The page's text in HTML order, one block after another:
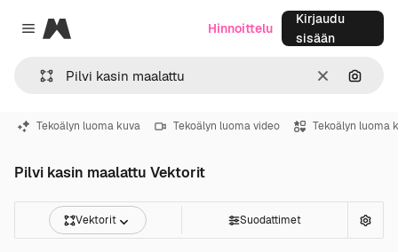
Close menu
Magnific
SelkeäHae
Hinnoittelu
Kirjaudu
sisään
Tekoälyn luoma kuva Tekoälyn luoma video Tekoälyn luoma
Pilvi kasin maalattu Vektorit
Vektorit Suodattimet